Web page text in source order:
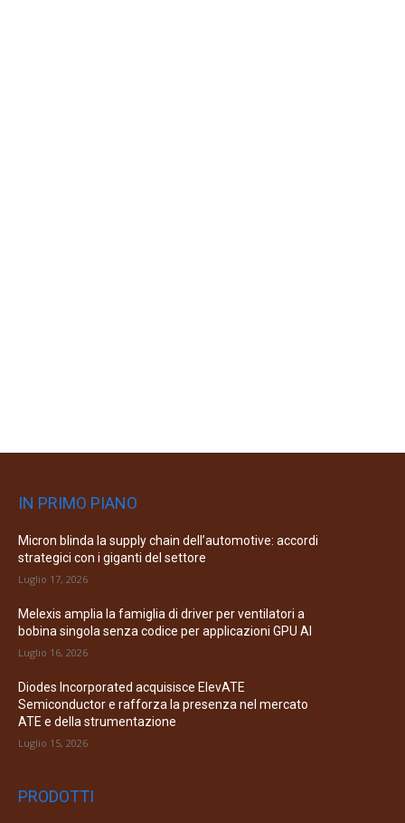
IN PRIMO PIANO
Micron blinda la supply chain dell’automotive: accordi
strategici con i giganti del settore
Luglio 17, 2026
Melexis amplia la famiglia di driver per ventilatori a
bobina singola senza codice per applicazioni GPU AI
Luglio 16, 2026
Diodes Incorporated acquisisce ElevATE
Semiconductor e rafforza la presenza nel mercato
ATE e della strumentazione
Luglio 15, 2026
PRODOTTI